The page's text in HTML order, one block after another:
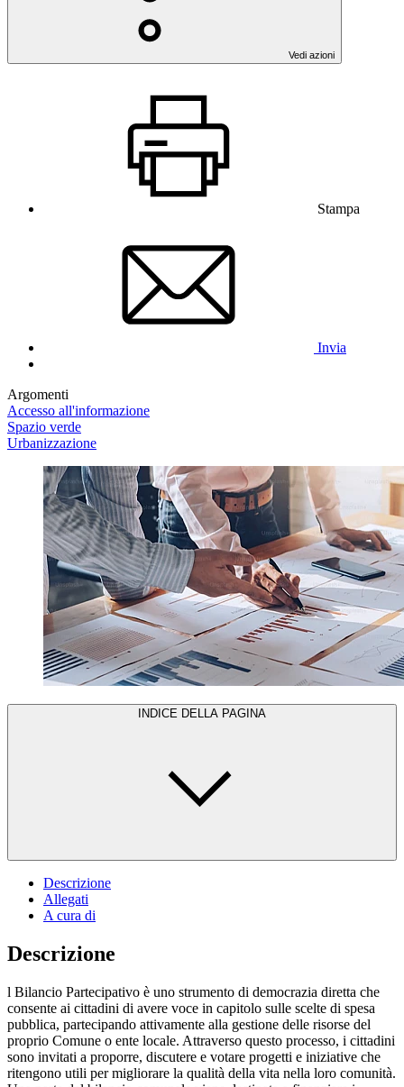
Vedi azioni
Stampa
Invia
Argomenti
Accesso all'informazione
Spazio verde
Urbanizzazione
INDICE DELLA PAGINA
Descrizione
Allegati
A cura di
Descrizione
l Bilancio Partecipativo è uno strumento di democrazia diretta che
consente ai cittadini di avere voce in capitolo sulle scelte di spesa
pubblica, partecipando attivamente alla gestione delle risorse del
proprio Comune o ente locale. Attraverso questo processo, i cittadini
sono invitati a proporre, discutere e votare progetti e iniziative che
ritengono utili per migliorare la qualità della vita nella loro comunità.